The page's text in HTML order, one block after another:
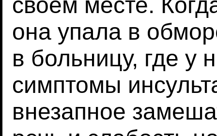
она упала в
в больницу, где у
симптомы
внезапное